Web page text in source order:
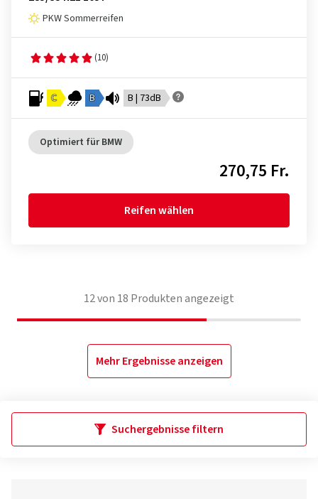
PKW Sommerreifen
(10)
C B B | 73dB
Optimiert für BMW
270,75 Fr.
Reifen wählen
12von 18 Produkten angezeigt
Mehr Ergebnisse anzeigen
Suchergebnisse filtern